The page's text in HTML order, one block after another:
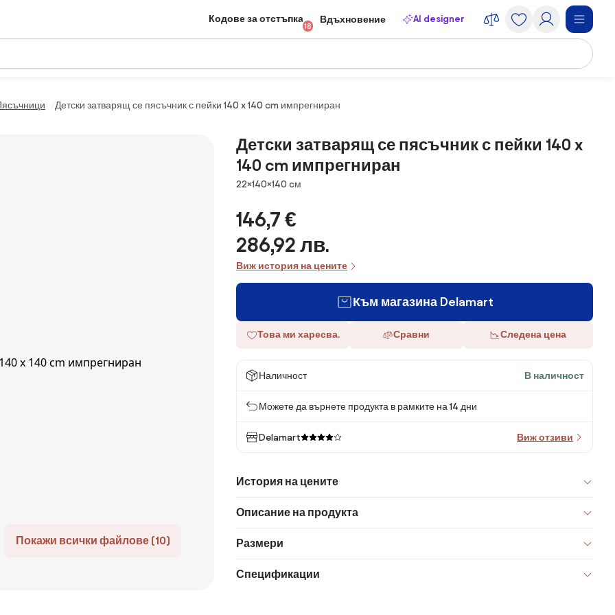
Кодове за отстъпка
18
Вдъхновение AI designer
Детски затварящ се пясъчник с пейки 140 x 140 cm импрегниран
Покажи всички файлове (10)
Детски затварящ се пясъчник с пейки 140 x
140 cm импрегниран
Размери
22×140×140 cм
146,7 €
286,92 лв.
Виж история на цените
Към магазина Delamart
Това ми харесва. Сравни Следена цена
Наличност В наличност
Можете да върнете продукта в рамките на 14 дни
Delamart Виж отзиви
История на цените
Описание на продукта
Размери
Спецификации